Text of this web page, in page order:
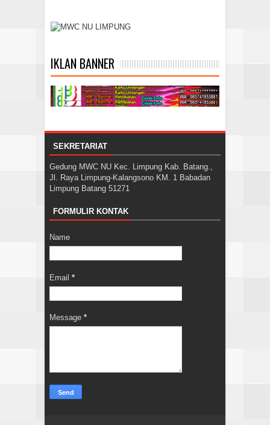
IKLAN BANNER
SEKRETARIAT
Gedung MWC NU Kec. Limpung Kab. Batang.,
Jl. Raya Limpung-Kalangsono KM. 1 Babadan
Limpung Batang 51271
FORMULIR KONTAK
Name
Email *
Message *